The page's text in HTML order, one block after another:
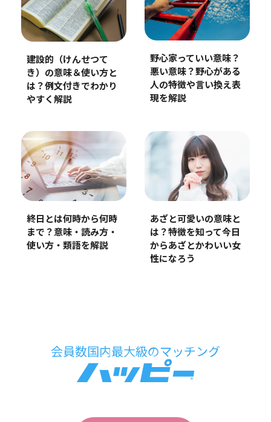
建設的（けんせつて
き）の意味＆使い方と
は？例文付きでわかり
やすく解説
野心家っていい意味？
悪い意味？野心がある
人の特徴や言い換え表
現を解説
終日とは何時から何時
まで？意味・読み方・
使い方・類語を解説
あざと可愛いの意味と
は？特徴を知って今日
からあざとかわいい女
性になろう